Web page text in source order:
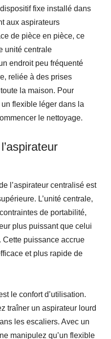
fixe installé dans
aux aspirateurs
de pièce en pièce, ce
unité centrale
endroit peu fréquenté
reliée à des prises
la maison. Pour
flexible léger dans la
le nettoyage.
l’aspirateur centralisé est
L’unité centrale,
de portabilité,
plus puissant que celui
puissance accrue
et plus rapide de
le confort d’utilisation.
traîner un aspirateur lourd
les escaliers. Avec un
manipulez qu’un flexible